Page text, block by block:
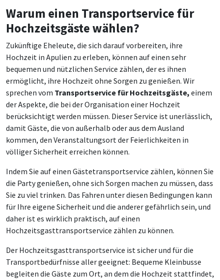
Warum einen Transportservice für
Hochzeitsgäste wählen?
Zukünftige Eheleute, die sich darauf vorbereiten, ihre
Hochzeit in Apulien zu erleben, können auf einen sehr
bequemen und nützlichen Service zählen, der es ihnen
ermöglicht, ihre Hochzeit ohne Sorgen zu genießen. Wir
sprechen vom Transportservice für Hochzeitsgäste, einem
der Aspekte, die bei der Organisation einer Hochzeit
berücksichtigt werden müssen. Dieser Service ist unerlässlich,
damit Gäste, die von außerhalb oder aus dem Ausland
kommen, den Veranstaltungsort der Feierlichkeiten in
völliger Sicherheit erreichen können.
Indem Sie auf einen Gästetransportservice zählen, können Sie
die Party genießen, ohne sich Sorgen machen zu müssen, dass
Sie zu viel trinken. Das Fahren unter diesen Bedingungen kann
für Ihre eigene Sicherheit und die anderer gefährlich sein, und
daher ist es wirklich praktisch, auf einen
Hochzeitsgasttransportservice zählen zu können.
Der Hochzeitsgasttransportservice ist sicher und für die
Transportbedürfnisse aller geeignet: Bequeme Kleinbusse
begleiten die Gäste zum Ort, an dem die Hochzeit stattfindet,